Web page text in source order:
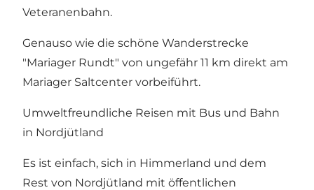
Veteranenbahn.
Genauso wie die schöne Wanderstrecke
"Mariager Rundt" von ungefähr 11 km direkt am
Mariager Saltcenter vorbeiführt.
Umweltfreundliche Reisen mit Bus und Bahn
in Nordjütland
Es ist einfach, sich in Himmerland und dem
Rest von Nordjütland mit öffentlichen